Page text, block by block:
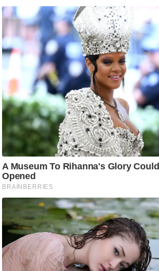
ले
श
न
शि
रा
ज
नी
ति
वि
श्ले
ष
ण
स
म
सा
म
यि
क